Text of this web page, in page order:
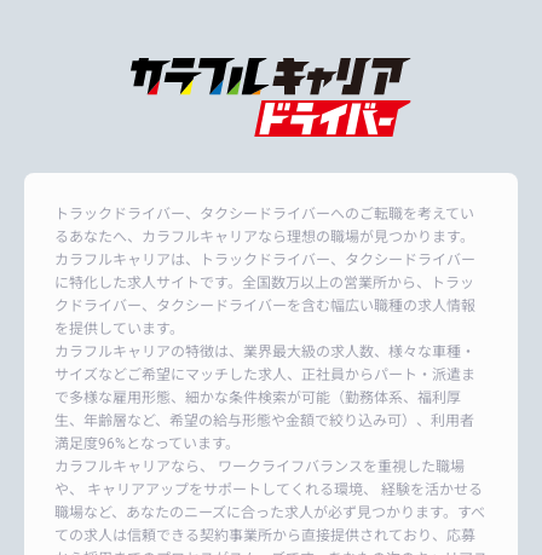
トラックドライバー、タクシードライバーへのご転職を考えてい
るあなたへ、カラフルキャリアなら理想の職場が見つかります。
カラフルキャリアは、トラックドライバー、タクシードライバー
に特化した求人サイトです。全国数万以上の営業所から、トラッ
クドライバー、タクシードライバーを含む幅広い職種の求人情報
を提供しています。
カラフルキャリアの特徴は、業界最大級の求人数、様々な車種・
サイズなどご希望にマッチした求人、正社員からパート・派遣ま
で多様な雇用形態、細かな条件検索が可能（勤務体系、福利厚
生、年齢層など、希望の給与形態や金額で絞り込み可）、利用者
満足度96%となっています。
カラフルキャリアなら、 ワークライフバランスを重視した職場
や、 キャリアアップをサポートしてくれる環境、 経験を活かせる
職場など、あなたのニーズに合った求人が必ず見つかります。すべ
ての求人は信頼できる契約事業所から直接提供されており、応募